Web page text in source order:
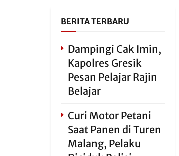
BERITA TERBARU
Dampingi Cak Imin,
Kapolres Gresik
Pesan Pelajar Rajin
Belajar
Curi Motor Petani
Saat Panen di Turen
Malang, Pelaku